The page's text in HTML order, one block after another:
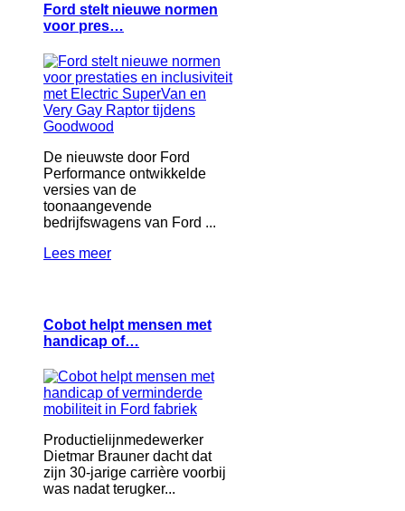
Ford stelt nieuwe normen
voor pres…
De nieuwste door Ford
Performance ontwikkelde
versies van de
toonaangevende
bedrijfswagens van Ford ...
Lees meer
Cobot helpt mensen met
handicap of…
Productielijnmedewerker
Dietmar Brauner dacht dat
zijn 30-jarige carrière voorbij
was nadat terugker...